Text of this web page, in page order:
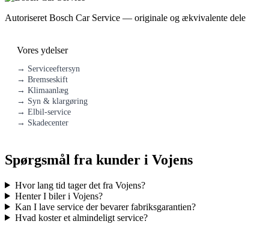
Autoriseret Bosch Car Service — originale og ækvivalente dele
Vores ydelser
→ Serviceeftersyn
→ Bremseskift
→ Klimaanlæg
→ Syn & klargøring
→ Elbil-service
→ Skadecenter
Spørgsmål fra kunder i Vojens
Hvor lang tid tager det fra Vojens?
Henter I biler i Vojens?
Kan I lave service der bevarer fabriksgarantien?
Hvad koster et almindeligt service?